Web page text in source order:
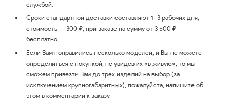
службой.
Сроки стандартной доставки составляют 1–3 рабочих дня,
стоимость — 300 ₽, при заказе на сумму от 3 500 ₽ —
бесплатно.
Если Вам понравились несколько моделей, и Вы не можете
определиться с покупкой, не увидев их «в живую», то мы
сможем привезти Вам до трёх изделий на выбор (за
исключением крупногабаритных), пожалуйста, напишите об
этом в комментарии к заказу.